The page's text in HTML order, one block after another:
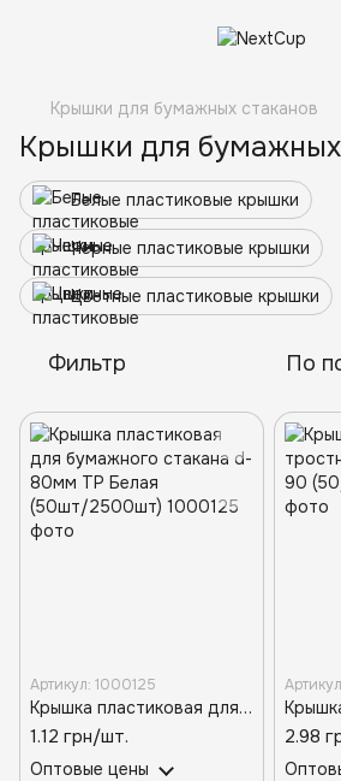
Крышки для бумажных стаканов
Крышки для бумажных
Белые пластиковые крышки
Черные пластиковые крышки
Цветные пластиковые крышки
Фильтр По
Артикул: 1000125
Крышка пластиковая для бумажного стакана d-80мм ТР Белая (50шт/2500шт)
1.12 грн/шт.
Оптовые цены
2.98